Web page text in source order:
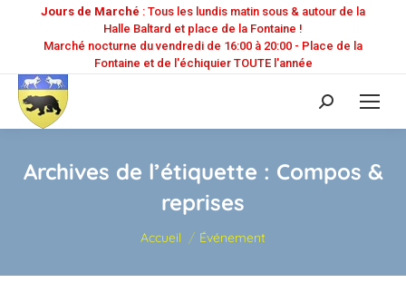
Jours de Marché : Tous les lundis matin sous & autour de la
Halle Baltard et place de la Fontaine !
Marché nocturne du vendredi de 16:00 à 20:00 - Place de la
Fontaine et de l'échiquier TOUTE l'année
Recherche
:
Archives de l’étiquette : Compos &
reprises
Vous êtes ici :
Accueil Événement